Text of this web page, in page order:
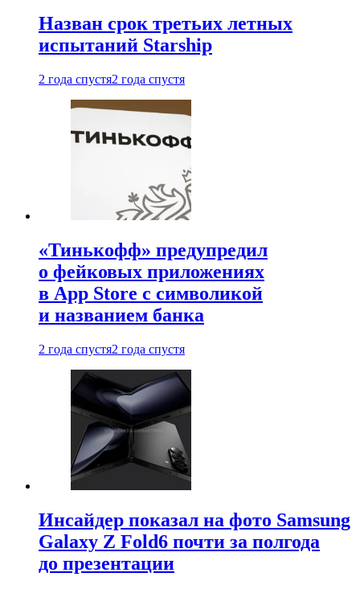
Назван срок третьих летных
испытаний Starship
2 года спустя2 года спустя
«Тинькофф» предупредил
о фейковых приложениях
в App Store с символикой
и названием банка
2 года спустя2 года спустя
Инсайдер показал на фото Samsung
Galaxy Z Fold6 почти за полгода
до презентации